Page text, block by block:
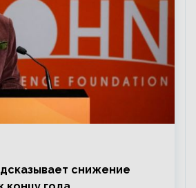
снижение